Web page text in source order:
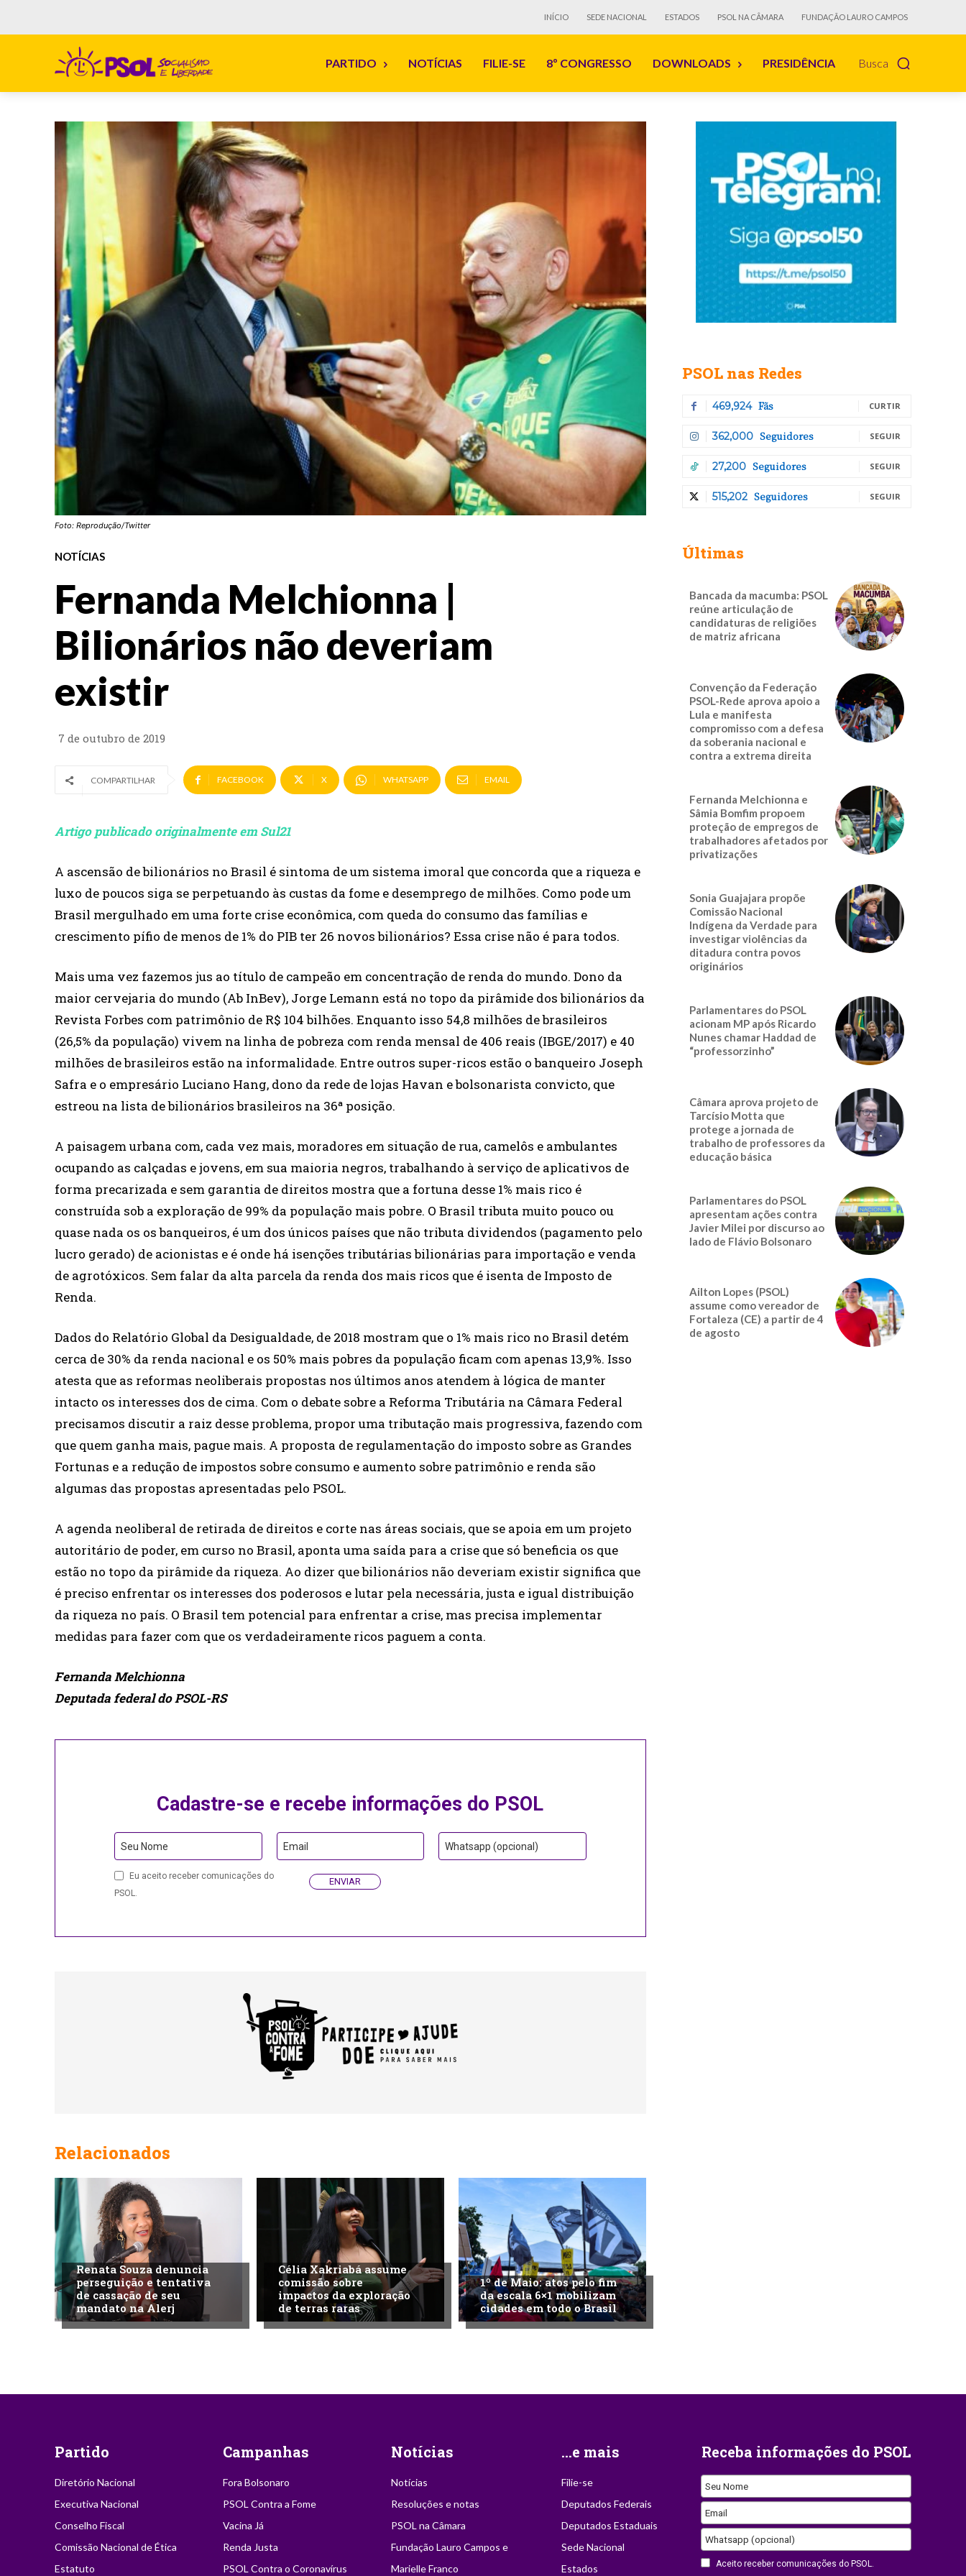
INÍCIO SEDE NACIONAL ESTADOS PSOL NA CÂMARA FUNDAÇÃO LAURO CAMPOS
Busca
PARTIDO NOTÍCIAS FILIE-SE 8º CONGRESSO DOWNLOADS PRESIDÊNCIA
Foto: Reprodução/Twitter
NOTÍCIAS
Fernanda Melchionna |
Bilionários não deveriam
existir
7 de outubro de 2019
COMPARTILHAR FACEBOOK X WHATSAPP EMAIL
Artigo publicado originalmente em Sul21
A ascensão de bilionários no Brasil é sintoma de um sistema imoral que concorda que a riqueza e
luxo de poucos siga se perpetuando às custas da fome e desemprego de milhões. Como pode um
Brasil mergulhado em uma forte crise econômica, com queda do consumo das famílias e
crescimento pífio de menos de 1% do PIB ter 26 novos bilionários? Essa crise não é para todos.
Mais uma vez fazemos jus ao título de campeão em concentração de renda do mundo. Dono da
maior cervejaria do mundo (Ab InBev), Jorge Lemann está no topo da pirâmide dos bilionários da
Revista Forbes com patrimônio de R$ 104 bilhões. Enquanto isso 54,8 milhões de brasileiros
(26,5% da população) vivem na linha de pobreza com renda mensal de 406 reais (IBGE/2017) e 40
milhões de brasileiros estão na informalidade. Entre outros super-ricos estão o banqueiro Joseph
Safra e o empresário Luciano Hang, dono da rede de lojas Havan e bolsonarista convicto, que
estreou na lista de bilionários brasileiros na 36ª posição.
A paisagem urbana com, cada vez mais, moradores em situação de rua, camelôs e ambulantes
ocupando as calçadas e jovens, em sua maioria negros, trabalhando à serviço de aplicativos de
forma precarizada e sem garantia de direitos mostra que a fortuna desse 1% mais rico é
construída sob a exploração de 99% da população mais pobre. O Brasil tributa muito pouco ou
quase nada os os banqueiros, é um dos únicos países que não tributa dividendos (pagamento pelo
lucro gerado) de acionistas e é onde há isenções tributárias bilionárias para importação e venda
de agrotóxicos. Sem falar da alta parcela da renda dos mais ricos que é isenta de Imposto de
Renda.
Dados do Relatório Global da Desigualdade, de 2018 mostram que o 1% mais rico no Brasil detém
cerca de 30% da renda nacional e os 50% mais pobres da população ficam com apenas 13,9%. Isso
atesta que as reformas neoliberais propostas nos últimos anos atendem à lógica de manter
intacto os interesses dos de cima. Com o debate sobre a Reforma Tributária na Câmara Federal
precisamos discutir a raiz desse problema, propor uma tributação mais progressiva, fazendo com
que quem ganha mais, pague mais. A proposta de regulamentação do imposto sobre as Grandes
Fortunas e a redução de impostos sobre consumo e aumento sobre patrimônio e renda são
algumas das propostas apresentadas pelo PSOL.
A agenda neoliberal de retirada de direitos e corte nas áreas sociais, que se apoia em um projeto
autoritário de poder, em curso no Brasil, aponta uma saída para a crise que só beneficia os que
estão no topo da pirâmide da riqueza. Ao dizer que bilionários não deveriam existir significa que
é preciso enfrentar os interesses dos poderosos e lutar pela necessária, justa e igual distribuição
da riqueza no país. O Brasil tem potencial para enfrentar a crise, mas precisa implementar
medidas para fazer com que os verdadeiramente ricos paguem a conta.
Fernanda Melchionna
Deputada federal do PSOL-RS
Cadastre-se e recebe informações do PSOL
Website
URL
Seu Nome Email Whatsapp (opcional)
Eu aceito receber comunicações do
PSOL.
ENVIAR
Relacionados
Renata Souza denuncia
perseguição e tentativa
de cassação de seu
mandato na Alerj
Célia Xakriabá assume
comissão sobre
impactos da exploração
de terras raras
1º de Maio: atos pelo fim
da escala 6×1 mobilizam
cidades em todo o Brasil
PSOL nas Redes
469,924 Fãs CURTIR
362,000 Seguidores SEGUIR
27,200 Seguidores SEGUIR
515,202 Seguidores SEGUIR
Últimas
Bancada da macumba: PSOL
reúne articulação de
candidaturas de religiões
de matriz africana
Convenção da Federação
PSOL-Rede aprova apoio a
Lula e manifesta
compromisso com a defesa
da soberania nacional e
contra a extrema direita
Fernanda Melchionna e
Sâmia Bomfim propoem
proteção de empregos de
trabalhadores afetados por
privatizações
Sonia Guajajara propõe
Comissão Nacional
Indígena da Verdade para
investigar violências da
ditadura contra povos
originários
Parlamentares do PSOL
acionam MP após Ricardo
Nunes chamar Haddad de
“professorzinho”
Câmara aprova projeto de
Tarcísio Motta que
protege a jornada de
trabalho de professores da
educação básica
Parlamentares do PSOL
apresentam ações contra
Javier Milei por discurso ao
lado de Flávio Bolsonaro
Ailton Lopes (PSOL)
assume como vereador de
Fortaleza (CE) a partir de 4
de agosto
Partido
Diretório Nacional
Executiva Nacional
Conselho Fiscal
Comissão Nacional de Ética
Estatuto
Campanhas
Fora Bolsonaro
PSOL Contra a Fome
Vacina Já
Renda Justa
PSOL Contra o Coronavírus
Notícias
Notícias
Resoluções e notas
PSOL na Câmara
Fundação Lauro Campos e
Marielle Franco
...e mais
Filie-se
Deputados Federais
Deputados Estaduais
Sede Nacional
Estados
Receba informações do PSOL
Seu Nome
Email
Business
Email
Whatsapp (opcional)
Aceito receber comunicações do PSOL.